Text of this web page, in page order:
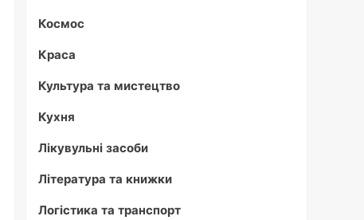
Космос
Краса
Культура та мистецтво
Кухня
Лікувульні засоби
Література та книжки
Логістика та транспорт